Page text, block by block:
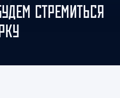
СТРЕМИТЬСЯ